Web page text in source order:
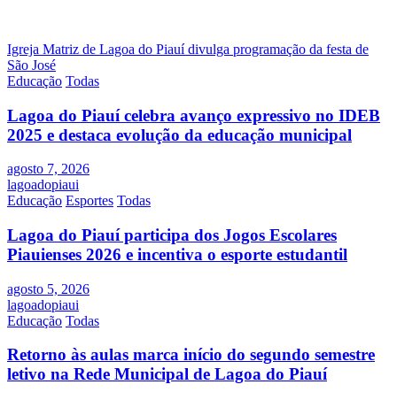
Navegação
de
Igreja Matriz de Lagoa do Piauí divulga programação da festa de
São José
Educação Todas
Lagoa do Piauí celebra avanço expressivo no IDEB
2025 e destaca evolução da educação municipal
agosto 7, 2026
lagoadopiaui
Educação Esportes Todas
Lagoa do Piauí participa dos Jogos Escolares
Piauienses 2026 e incentiva o esporte estudantil
agosto 5, 2026
lagoadopiaui
Educação Todas
Retorno às aulas marca início do segundo semestre
letivo na Rede Municipal de Lagoa do Piauí